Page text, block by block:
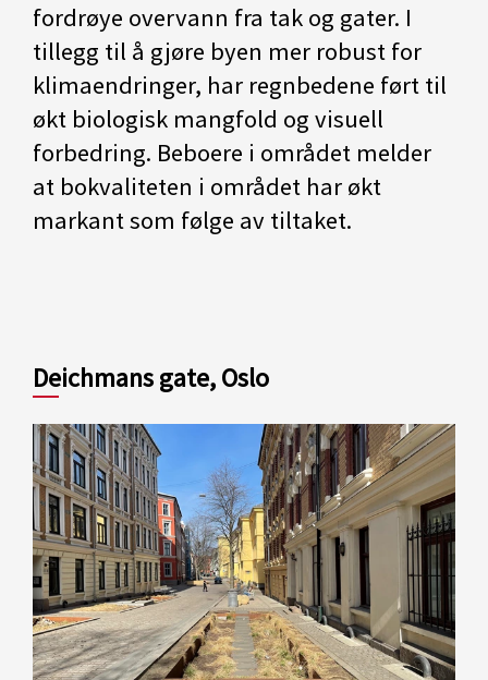
fordrøye overvann fra tak og gater. I
tillegg til å gjøre byen mer robust for
klimaendringer, har regnbedene ført til
økt biologisk mangfold og visuell
forbedring. Beboere i området melder
at bokvaliteten i området har økt
markant som følge av tiltaket.
Deichmans gate, Oslo